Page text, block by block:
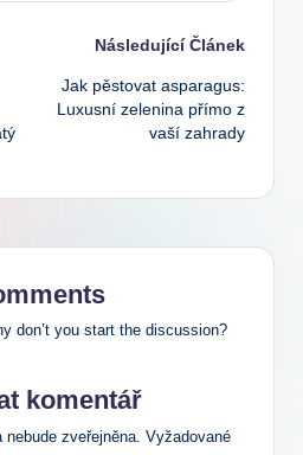
Následující Článek
Jak pěstovat asparagus:
Luxusní zelenina přímo z
vaší zahrady
don’t you start the discussion?
komentář
nebude zveřejněna. Vyžadované